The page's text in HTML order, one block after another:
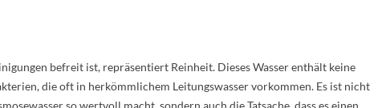
befreit ist, repräsentiert Reinheit. Dieses Wasser enthält keine
die oft in herkömmlichem Leitungswasser vorkommen. Es ist nicht
so wertvoll macht, sondern auch die Tatsache, dass es einen